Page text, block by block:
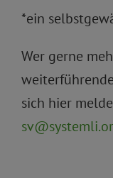
*ein
Wer gerne
sich hier